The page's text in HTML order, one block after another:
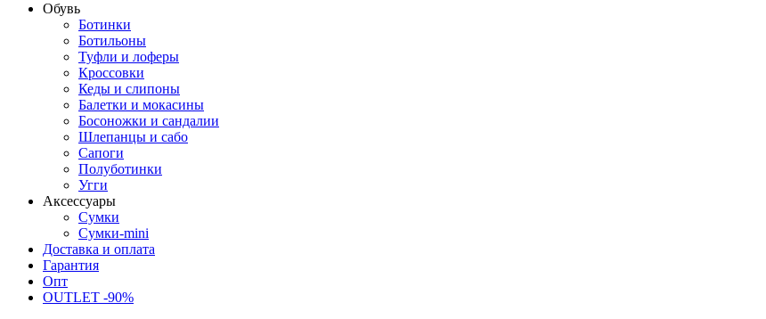
Обувь
Ботинки
Ботильоны
Туфли и лоферы
Кроссовки
Кеды и слипоны
Балетки и мокасины
Босоножки и сандалии
Шлепанцы и сабо
Сапоги
Полуботинки
Угги
Аксессуары
Сумки
Сумки-mini
Доставка и оплата
Гарантия
Опт
OUTLET -90%